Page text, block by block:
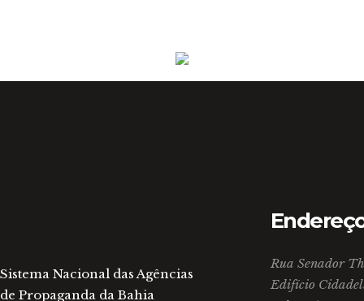
Sistema Nacional das Agências
de Propaganda da Bahia
Rua Senador
Edifício